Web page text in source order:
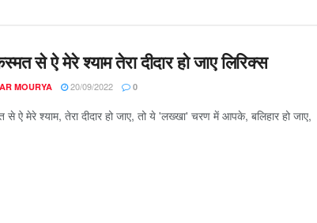
से ऐ मेरे श्याम तेरा दीदार हो जाए लिरिक्स
MOURYA 20/09/2022 0
से ऐ मेरे श्याम, तेरा दीदार हो जाए, तो ये 'लख्खा' चरण में आपके, बलिहार हो जाए,